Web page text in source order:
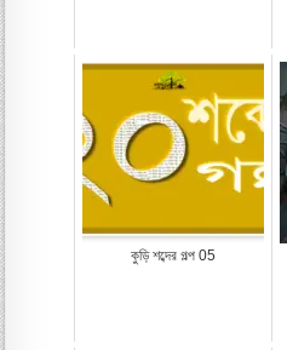
কুড়ি শব্দের গল্প 05